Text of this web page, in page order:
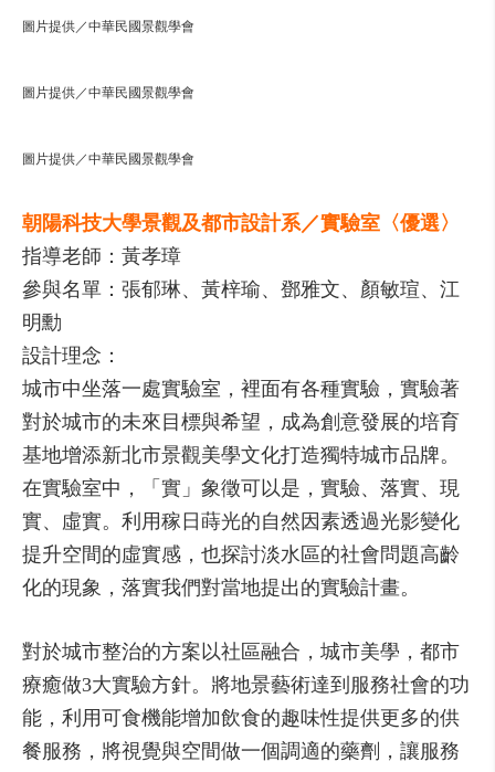
圖片提供／中華民國景觀學會
圖片提供／中華民國景觀學會
圖片提供／中華民國景觀學會
朝陽科技大學景觀及都市設計系／實驗室〈優選〉
指導老師：黃孝璋
參與名單：張郁琳、黃梓瑜、鄧雅文、顏敏瑄、江
明勳
設計理念：
城市中坐落一處實驗室，裡面有各種實驗，實驗著
對於城市的未來目標與希望，成為創意發展的培育
基地增添新北市景觀美學文化打造獨特城市品牌。
在實驗室中，「實」象徵可以是，實驗、落實、現
實、虛實。利用稼日蒔光的自然因素透過光影變化
提升空間的虛實感，也探討淡水區的社會問題高齡
化的現象，落實我們對當地提出的實驗計畫。
對於城市整治的方案以社區融合，城市美學，都市
療癒做3大實驗方針。將地景藝術達到服務社會的功
能，利用可食機能增加飲食的趣味性提供更多的供
餐服務，將視覺與空間做一個調適的藥劑，讓服務